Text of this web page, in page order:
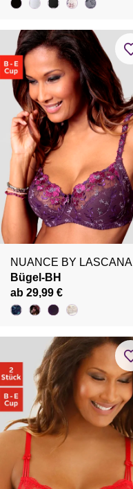
NUANCE BY LASCANA
Bügel-BH
ab 29,99 €